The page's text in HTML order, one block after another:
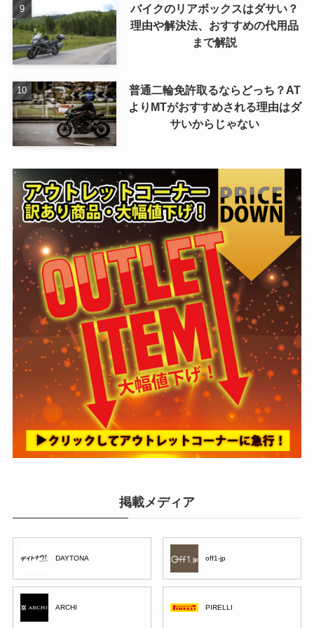
バイクのリアボックスはダサい？
理由や解決法、おすすめの代用品
まで解説
普通二輪免許取るならどっち？AT
よりMTがおすすめされる理由はダ
サいからじゃない
掲載メディア
DAYTONA off1-jp
ARCHI PIRELLI